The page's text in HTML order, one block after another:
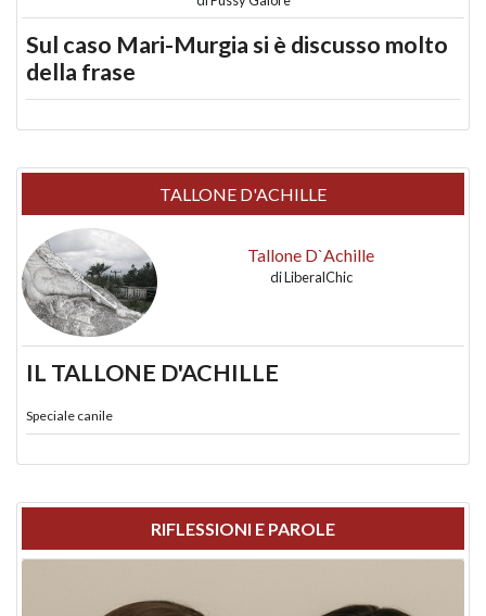
Sul caso Mari-Murgia si è discusso molto
della frase
TALLONE D'ACHILLE
Tallone D`Achille
diLiberalChic
IL TALLONE D'ACHILLE
Speciale canile
RIFLESSIONI E PAROLE